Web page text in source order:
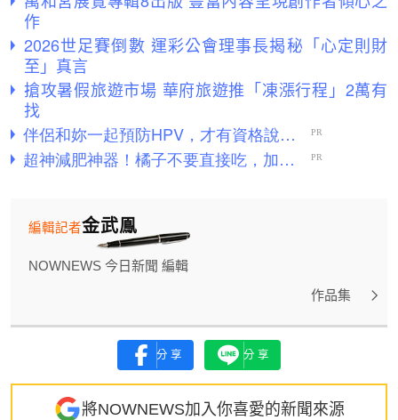
作
2026世足賽倒數 運彩公會理事長揭秘「心定則財
至」真言
搶攻暑假旅遊市場 華府旅遊推「凍漲行程」2萬有
找
金武鳯
編輯記者
NOWNEWS 今日新聞 編輯
作品集
分享 分享
將NOWNEWS加入你喜愛的新聞來源